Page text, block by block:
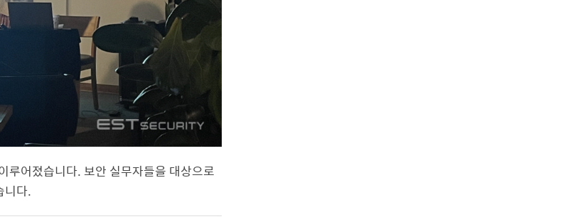
루어졌습니다. 보안 실무자들을 대상으로
니다.